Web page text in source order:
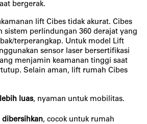
bergerak.
lift Cibes tidak akurat. Cibes
sistem perlindungan 360 derajat yang
terperangkap. Untuk model Lift
sensor laser bersertifikasi
menjamin keamanan tinggi saat
Selain aman, lift rumah Cibes
luas, nyaman untuk mobilitas.
dibersihkan, cocok untuk rumah